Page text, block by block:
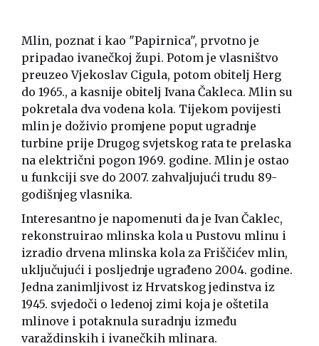
Mlin, poznat i kao "Papirnica", prvotno je
pripadao ivanečkoj župi. Potom je vlasništvo
preuzeo Vjekoslav Cigula, potom obitelj Herg
do 1965., a kasnije obitelj Ivana Čakleca. Mlin su
pokretala dva vodena kola. Tijekom povijesti
mlin je doživio promjene poput ugradnje
turbine prije Drugog svjetskog rata te prelaska
na električni pogon 1969. godine. Mlin je ostao
u funkciji sve do 2007. zahvaljujući trudu 89-
godišnjeg vlasnika.
Interesantno je napomenuti da je Ivan Čaklec,
rekonstruirao mlinska kola u Pustovu mlinu i
izradio drvena mlinska kola za Friščićev mlin,
uključujući i posljednje ugrađeno 2004. godine.
Jedna zanimljivost iz Hrvatskog jedinstva iz
1945. svjedoči o ledenoj zimi koja je oštetila
mlinove i potaknula suradnju između
varaždinskih i ivanečkih mlinara.